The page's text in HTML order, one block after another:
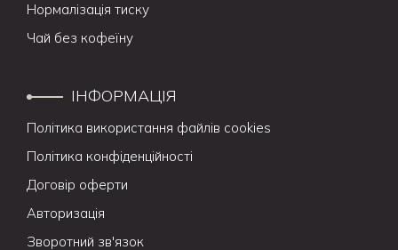
Нормалізація тиску
Чай без кофеїну
ІНФОРМАЦІЯ
Політика використання файлів cookies
Політика конфіденційності
Договір оферти
Авторизація
Зворотний зв'язок